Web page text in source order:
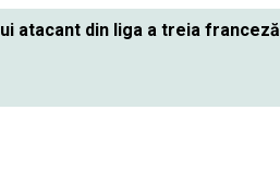
atacant din liga a treia franceză